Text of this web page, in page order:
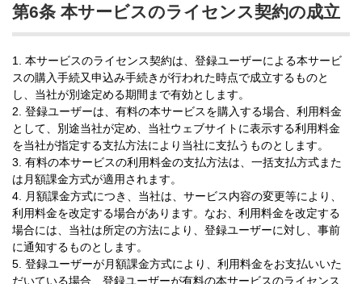
第6条 本サービスのライセンス契約の成立
1. 本サービスのライセンス契約は、登録ユーザーによる本サービ
スの購入手続又申込み手続きが行われた時点で成立するものと
し、当社が別途定める期間まで有効とします。
2. 登録ユーザーは、有料の本サービスを購入する場合、利用料金
として、別途当社が定め、当社ウェブサイトに表示する利用料金
を当社が指定する支払方法により当社に支払うものとします。
3. 有料の本サービスの利用料金の支払方法は、一括支払方式また
は月額課金方式が適用されます。
4. 月額課金方式につき、当社は、サービス内容の変更等により、
利用料金を改定する場合があります。なお、利用料金を改定する
場合には、当社は所定の方法により、登録ユーザーに対し、事前
に通知するものとします。
5. 登録ユーザーが月額課金方式により、利用料金をお支払いいた
だいている場合、登録ユーザーが有料の本サービスのライセンス